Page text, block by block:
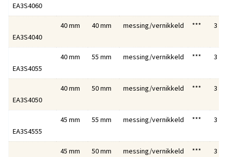
EA3S4060
EA3S4040
40 mm 40 mm messing/vernikkeld *** 3
EA3S4055
40 mm 55 mm messing/vernikkeld *** 3
EA3S4050
40 mm 50 mm messing/vernikkeld *** 3
EA3S4555
45 mm 55 mm messing/vernikkeld *** 3
45 mm 50 mm messing/vernikkeld *** 3